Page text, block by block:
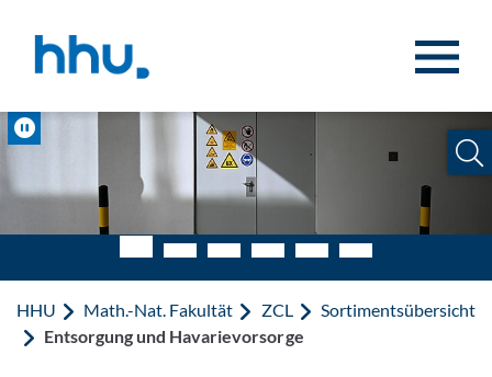
Pause
HHU Math.-Nat. Fakultät ZCL
Sortimentsübersicht
Entsorgung und Havarievorsorge